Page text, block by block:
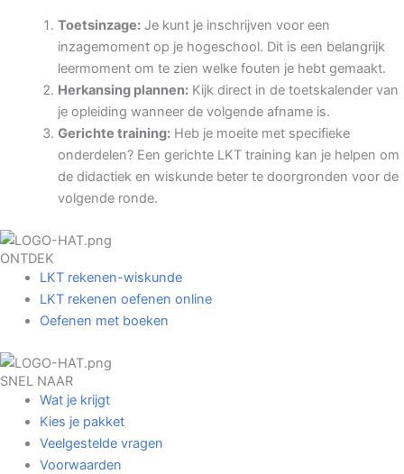
Toetsinzage:Je kunt je inschrijven voor een
inzagemoment op je hogeschool. Dit is een belangrijk
leermoment om te zien welke fouten je hebt gemaakt.
Herkansing plannen:Kijk direct in de toetskalender van
je opleiding wanneer de volgende afname is.
Gerichte training:Heb je moeite met specifieke
onderdelen? Een gerichte LKT training kan je helpen om
de didactiek en wiskunde beter te doorgronden voor de
volgende ronde.
ONTDEK
LKT rekenen-wiskunde
LKT rekenen oefenen online
Oefenen met boeken
SNEL NAAR
Wat je krijgt
Kies je pakket
Veelgestelde vragen
Voorwaarden